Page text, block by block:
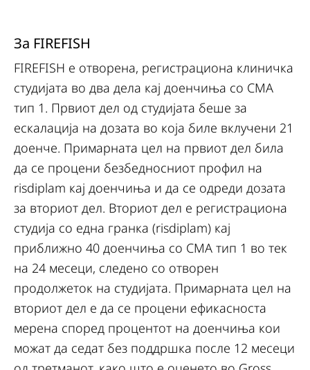
За FIREFISH
FIREFISH е отворена, регистрациона клиничка
студијата во два дела кај доенчиња со СМА
тип 1. Првиот дел од студијата беше за
ескалација на дозата во која биле вклучени 21
доенче. Примарната цел на првиот дел била
да се процени безбедносниот профил на
risdiplam кај доенчиња и да се одреди дозата
за вториот дел. Вториот дел е регистрациона
студија со една гранка (risdiplam) кај
приближно 40 доенчиња со СМА тип 1 во тек
на 24 месеци, следено со отворен
продолжеток на студијата. Примарната цел на
вториот дел е да се процени ефикасноста
мерена според процентот на доенчиња кои
можат да седат без поддршка после 12 месеци